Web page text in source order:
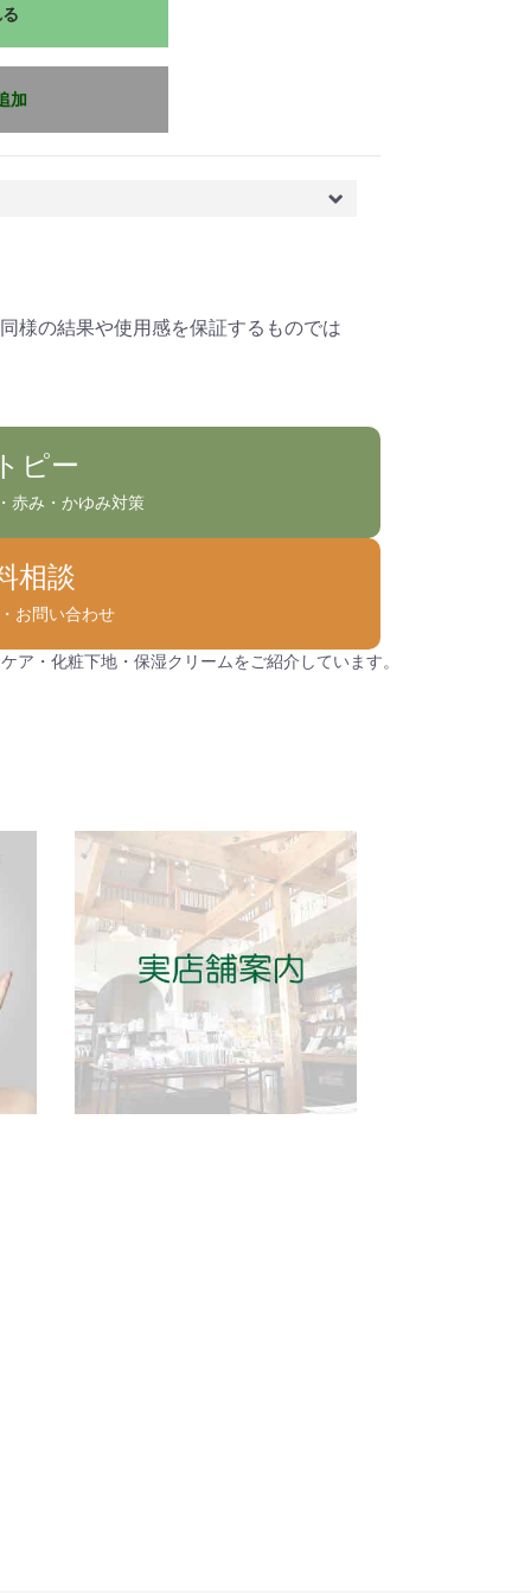
加
様の結果や使用感を保証するものでは
ピー
赤み・かゆみ対策
相談
お問い合わせ
・化粧下地・保湿クリームをご紹介しています。